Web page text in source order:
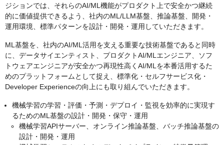
ジションでは、それらのAI/ML機能がプロダクト上で安全かつ継続
的に価値提供できるよう、社内のML/LLM基盤、推論基盤、開発・
運用環境、標準パターンを設計・開発・運用していただきます。
ML基盤を、社内のAI/ML活用を支える重要な技術基盤であると同時
に、データサイエンティスト、プロダクトAI/MLエンジニア、ソフ
トウェアエンジニアが安全かつ再現性高くAI/MLを本番活用するた
めのプラットフォームとして捉え、標準化・セルフサービス化・
Developer Experienceの向上にも取り組んでいただきます。
機械学習の学習・評価・予測・デプロイ・監視を効率的に実現す
るためのML基盤の設計・開発・保守・運用
機械学習APIサーバー、オンライン推論基盤、バッチ推論基盤の
設計・開発・運用